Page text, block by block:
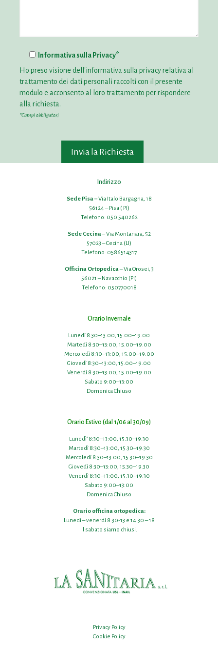
Informativa sulla Privacy*
Ho preso visione dell'informativa sulla privacyrelativa al
trattamento dei dati personali raccolti con il presente
modulo e acconsento al loro trattamento per rispondere
alla richiesta.
*Campi obbligatori
Indirizzo
Sede Pisa –Via Italo Bargagna, 18
56124 – Pisa ( PI)
Telefono: 050 540262
Sede Cecina –Via Montanara, 52
57023 – Cecina (LI)
Telefono: 0586514317
Officina Ortopedica –Via Orosei, 3
56021 – Navacchio (PI)
Telefono: 050770018
Orario Invernale
Lunedì 8:30–13:00, 15.00–19.00
Martedì 8:30–13:00, 15.00–19.00
Mercoledì 8:30–13:00, 15.00–19.00
Giovedì 8:30–13:00, 15.00–19.00
Venerdì 8:30–13:00, 15.00–19.00
Sabato 9:00–13:00
Domenica Chiuso
Orario Estivo (dal 1/06 al 30/09)
Lunedì’ 8:30–13:00, 15.30–19.30
Martedì 8:30–13:00, 15.30–19.30
Mercoledì 8:30–13:00, 15.30–19.30
Giovedì 8:30–13:00, 15.30–19.30
Venerdì 8:30–13:00, 15.30–19.30
Sabato 9:00–13:00
Domenica Chiuso
Orario officina ortopedica:
Lunedì – venerdì 8:30-13 e 14:30 – 18
Il sabato siamo chiusi.
Privacy Policy
Cookie Policy